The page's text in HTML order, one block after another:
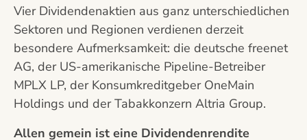
Vier Dividendenaktien aus ganz unterschiedlichen
Sektoren und Regionen verdienen derzeit
besondere Aufmerksamkeit: die deutsche freenet
AG, der US-amerikanische Pipeline-Betreiber
MPLX LP, der Konsumkreditgeber OneMain
Holdings und der Tabakkonzern Altria Group.
Allen gemein ist eine Dividendenrendite